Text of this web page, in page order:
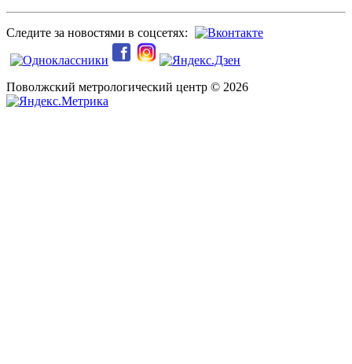
Следите за новостями в соцсетях:
Поволжский метрологический центр © 2026